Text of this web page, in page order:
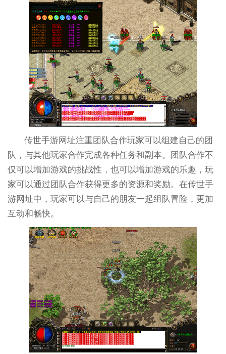
传世手游网址注重团队合作玩家可以组建自己的团
队，与其他玩家合作完成各种任务和副本。团队合作不
仅可以增加游戏的挑战性，也可以增加游戏的乐趣，玩
家可以通过团队合作获得更多的资源和奖励。在传世手
游网址中，玩家可以与自己的朋友一起组队冒险，更加
互动和畅快。